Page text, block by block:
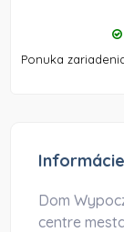
Ponuka
Informácie
Dom
centre